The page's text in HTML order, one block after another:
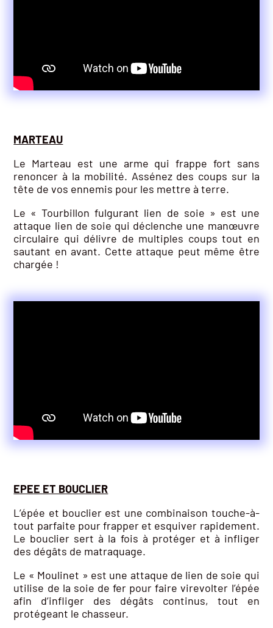
MARTEAU
Le Marteau est une arme qui frappe fort sans
renoncer à la mobilité. Assénez des coups sur la
tête de vos ennemis pour les mettre à terre.
Le « Tourbillon fulgurant lien de soie » est une
attaque lien de soie qui déclenche une manœuvre
circulaire qui délivre de multiples coups tout en
sautant en avant. Cette attaque peut même être
chargée !
EPEE ET BOUCLIER
L’épée et bouclier est une combinaison touche-à-
tout parfaite pour frapper et esquiver rapidement.
Le bouclier sert à la fois à protéger et à infliger
des dégâts de matraquage.
Le « Moulinet » est une attaque de lien de soie qui
utilise de la soie de fer pour faire virevolter l’épée
afin d’infliger des dégâts continus, tout en
protégeant le chasseur.